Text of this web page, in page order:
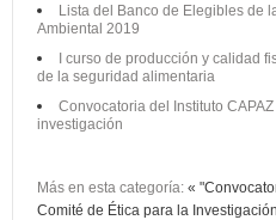
Lista del Banco de Elegibles de
Ambiental 2019
I curso de producción y calidad
de la seguridad alimentaria
Convocatoria del Instituto
investigación
Más en esta categoría: «
Comité de Ética para la